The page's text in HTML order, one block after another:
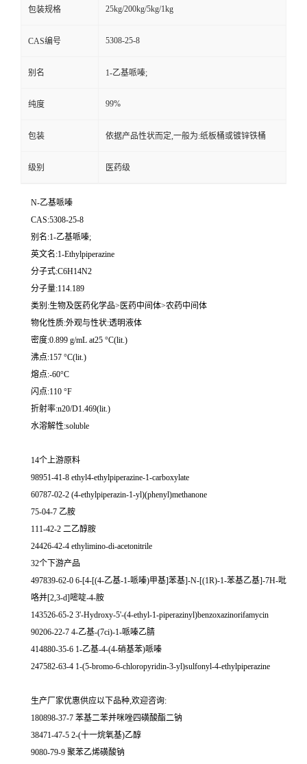
包装规格 25kg/200kg/5kg/1kg
CAS编号 5308-25-8
别名 1-乙基哌嗪;
纯度 99%
包装 依据产品性状而定,一般为:纸板桶或镀锌铁桶
级别 医药级
N-乙基哌嗪
CAS:5308-25-8
别名:1-乙基哌嗪;
英文名:1-Ethylpiperazine
分子式:C6H14N2
分子量:114.189
类别:生物及医药化学品>医药中间体>农药中间体
物化性质:外观与性状:透明液体
密度:0.899 g/mL at25 °C(lit.)
沸点:157 °C(lit.)
熔点:-60°C
闪点:110 °F
折射率:n20/D1.469(lit.)
水溶解性:soluble
14个上游原料
98951-41-8 ethyl4-ethylpiperazine-1-carboxylate
60787-02-2 (4-ethylpiperazin-1-yl)(phenyl)methanone
75-04-7 乙胺
111-42-2 二乙醇胺
24426-42-4 ethylimino-di-acetonitrile
32个下游产品
497839-62-0 6-[4-[(4-乙基-1-哌嗪)甲基]苯基]-N-[(1R)-1-苯基乙基]-7H-吡
咯并[2,3-d]嘧啶-4-胺
143526-65-2 3'-Hydroxy-5'-(4-ethyl-1-piperazinyl)benzoxazinorifamycin
90206-22-7 4-乙基-(7ci)-1-哌嗪乙腈
414880-35-6 1-乙基-4-(4-硝基苯)哌嗪
247582-63-4 1-(5-bromo-6-chloropyridin-3-yl)sulfonyl-4-ethylpiperazine
生产厂家优惠供应以下品种,欢迎咨询:
180898-37-7 苯基二苯并咪唑四磺酸酯二钠
38471-47-5 2-(十一烷氧基)乙醇
9080-79-9 聚苯乙烯磺酸钠